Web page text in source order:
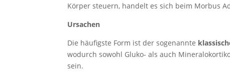
Körper steuern, handelt es sich beim Morbus
Ursachen
Die häufigste Form ist der sogenannte
wodurch sowohl Gluko- als auch
sein.